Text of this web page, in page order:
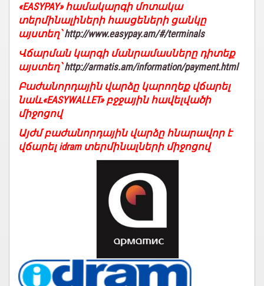
«EASYPAY» համակարգի մոտակա
տերմինալիների հասցեների ցանկը
այստեղ՝http://www.easypay.am/#/terminals
Վճարման կարգի մանրամասները դիտեք
այստեղ՝http://armatis.am/information/payment.html
Բաժանորդային վարձը կարողեք վճարել
նաև«EASYWALLET» բջջային հավելվածի
միջոցով
Այժմ բաժանորդային վարձը հնարավոր է
վճարել idram տերմինալների միջոցով